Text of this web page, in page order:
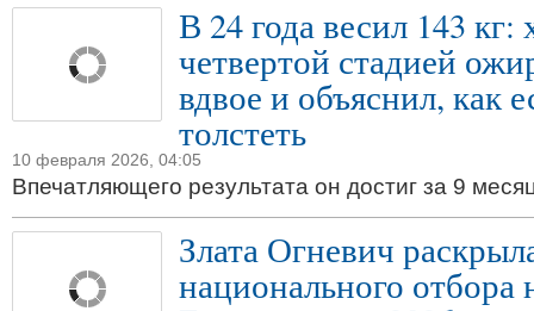
В 24 года весил 143 кг:
четвертой стадией
вдвое и объяснил, как
толстеть
10 февраля 2026, 04:05
Впечатляющего результата он достиг за 9
Злата Огневич
национального отбора